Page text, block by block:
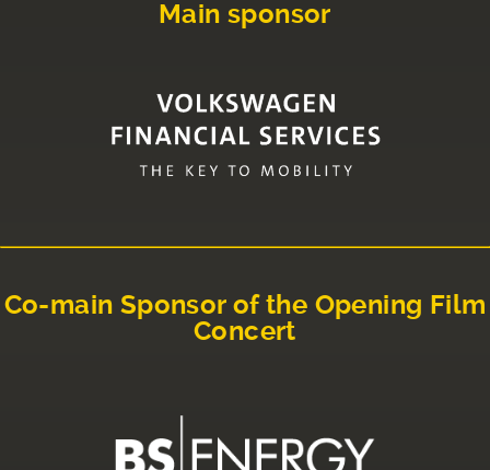
Main sponsor
Co-main Sponsor of the Opening Film
Concert